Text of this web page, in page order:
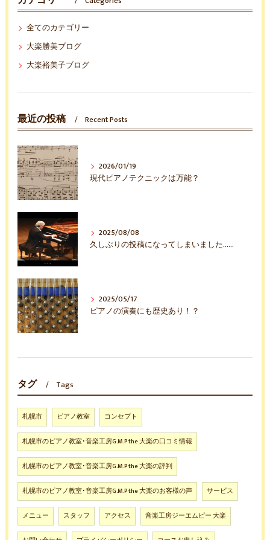
全てのカテゴリー
大楽勝美ブログ
大楽裕美子ブログ
最近の投稿 Recent Posts
2026/01/19
現代ピアノテクニックは万能？
2025/08/08
久しぶりの投稿になってしまいました……
2025/05/17
ピアノの演奏にも歴史あり！？
タグ Tags
札幌市 ピアノ教室 コンセプト
札幌市のピアノ教室･音楽工房G.M.P the 大楽の口コミ情報
札幌市のピアノ教室･音楽工房G.M.P the 大楽の評判
札幌市のピアノ教室･音楽工房G.M.P the 大楽のお客様の声 サービス
メニュー スタッフ アクセス 音楽工房ジーエムピー 大楽